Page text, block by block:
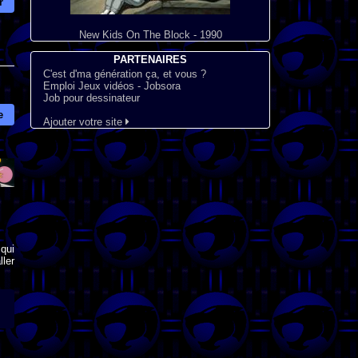
New Kids On The Block - 1990
PARTENAIRES
C'est d'ma génération ça, et vous ?
Emploi Jeux vidéos - Jobsora
Job pour dessinateur
Ajouter votre site